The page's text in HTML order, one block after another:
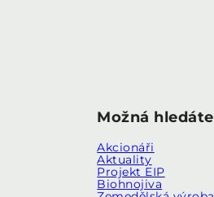
Možná hledáte
Akcionáři
Aktuality
Projekt EIP
Biohnojiva